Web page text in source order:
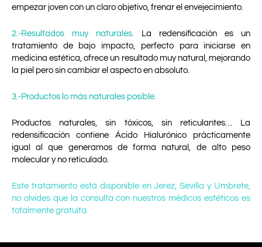
empezar joven con un claro objetivo, frenar el envejecimiento.
2.-Resultados muy naturales.
La redensificación es un
tratamiento de bajo impacto, perfecto para iniciarse en
medicina estética,ofrece un resultado muy natural, mejorando
la piel pero sin cambiar el aspecto en absoluto.
3.-Productos lo más naturales posible.
Productos naturales, sin tóxicos, sin reticulantes… La
redensificación contiene Ácido Hialurónico prácticamente
igual al que generamos de forma natural, de alto peso
molecular y no reticulado.
Este tratamiento está disponible en Jerez, Sevilla y Umbrete,
no olvides que la consulta con nuestros médicos estéticos es
totalmente gratuita.